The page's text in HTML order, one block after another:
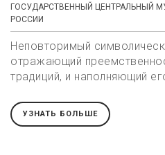
ГОСУДАРСТВЕННЫЙ ЦЕНТРАЛЬНЫЙ
РОССИИ
Неповторимый
отражающий
традиций, и наполняющий
УЗНАТЬ БОЛЬШЕ